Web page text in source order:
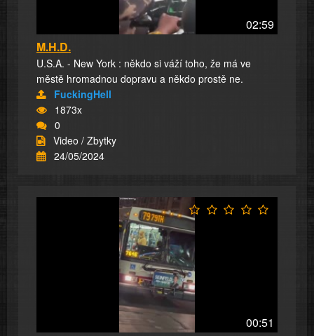
02:59
M.H.D.
U.S.A. - New York : někdo si váží toho, že má ve
městě hromadnou dopravu a někdo prostě ne.
FuckingHell
1873x
0
Video / Zbytky
24/05/2024
00:51